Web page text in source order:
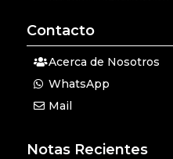
Contacto
Acerca de Nosotros
WhatsApp
Mail
Notas Recientes